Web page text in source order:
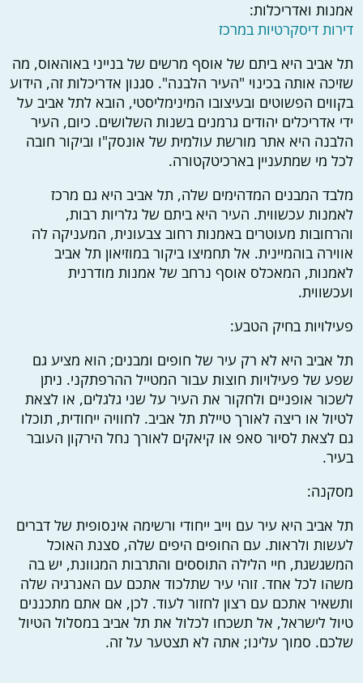
אמנות ואדריכלות:
דירות דיסקרטיות במרכז
תל אביב היא ביתם של אוסף מרשים של בנייני באוהאוס, מה
שזיכה אותה בכינוי "העיר הלבנה". סגנון אדריכלות זה, הידוע
בקווים הפשוטים ובעיצובו המינימליסטי, הובא לתל אביב על
ידי אדריכלים יהודים גרמנים בשנות השלושים. כיום, העיר
הלבנה היא אתר מורשת עולמית של אונסק"ו וביקור חובה
לכל מי שמתעניין בארכיטקטורה.
מלבד המבנים המדהימים שלה, תל אביב היא גם מרכז
לאמנות עכשווית. העיר היא ביתם של גלריות רבות,
והרחובות מעוטרים באמנות רחוב צבעונית, המעניקה לה
אווירה בוהמיינית. אל תחמיצו ביקור במוזיאון תל אביב
לאמנות, המאכלס אוסף נרחב של אמנות מודרנית
ועכשווית.
פעילויות בחיק הטבע:
תל אביב היא לא רק עיר של חופים ומבנים; הוא מציע גם
שפע של פעילויות חוצות עבור המטייל ההרפתקני. ניתן
לשכור אופניים ולחקור את העיר על שני גלגלים, או לצאת
לטיול או ריצה לאורך טיילת תל אביב. לחוויה ייחודית, תוכלו
גם לצאת לסיור סאפ או קיאקים לאורך נחל הירקון העובר
בעיר.
מסקנה:
תל אביב היא עיר עם וייב ייחודי ורשימה אינסופית של דברים
לעשות ולראות. עם החופים היפים שלה, סצנת האוכל
המשגשגת, חיי הלילה התוססים והתרבות המגוונת, יש בה
משהו לכל אחד. זוהי עיר שתלכוד אתכם עם האנרגיה שלה
ותשאיר אתכם עם רצון לחזור לעוד. לכן, אם אתם מתכננים
טיול לישראל, אל תשכחו לכלול את תל אביב במסלול הטיול
שלכם. סמוך עלינו; אתה לא תצטער על זה.